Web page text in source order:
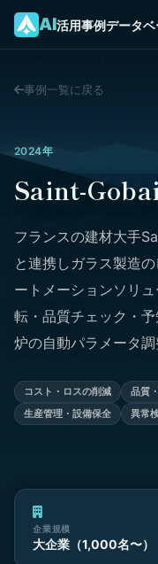
AI活用事例データベ
事例一覧に戻る
2024年
Saint-
フランスの建材大手
と連携しガラス製造
ートメーションソリ
転・品質チェック・
炉の自動パラメータ調
コスト・ロスの削減 品質
生産管理・設備保全
異常
企業規模
大企業（1,000名〜）